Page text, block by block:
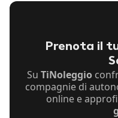
Prenota il
Su TiNoleggio
compagnie di
online e